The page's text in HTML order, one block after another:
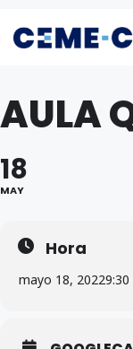
AULA
18
MAY
Hora
mayo 18, 20229:30